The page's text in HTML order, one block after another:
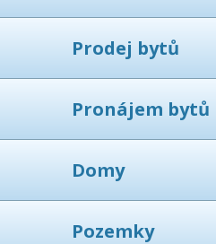
Prodej bytů
Pronájem bytů
Domy
Pozemky